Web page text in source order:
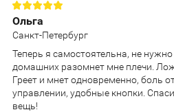
Ольга
Санкт-Петербург
Теперь я самостоятельна, не
домашних разомнет мне плечи.
Греет и мнет одновременно, боль
управлении, удобные кнопки.
вещь!